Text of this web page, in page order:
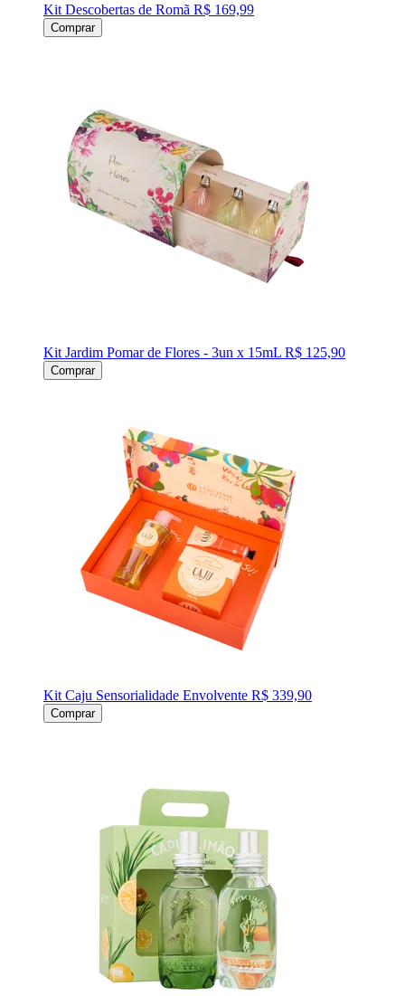
Kit Descobertas de Romã R$ 169,99
Comprar
Kit Jardim Pomar de Flores - 3un x 15mL R$ 125,90
Comprar
Kit Caju Sensorialidade Envolvente R$ 339,90
Comprar